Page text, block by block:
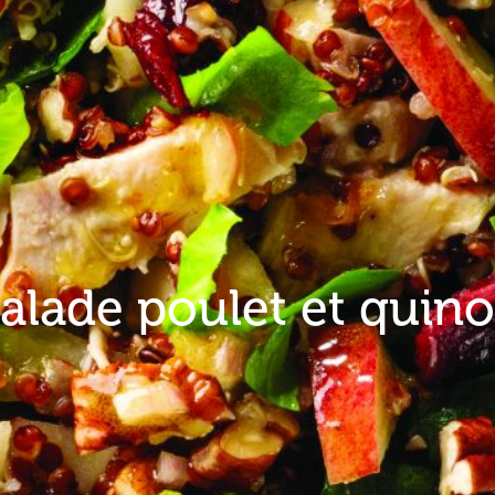
poulet et